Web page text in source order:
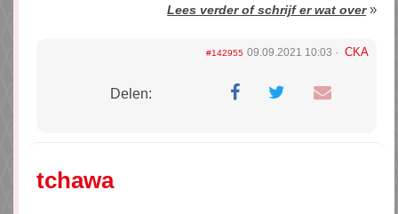
Lees verder of schrijf er wat over»
#142955 09.09.2021 10:03 CKA
Delen:
tchawa